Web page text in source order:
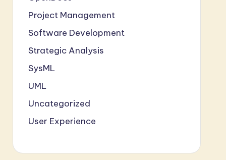
Project Management
Software Development
Strategic Analysis
SysML
UML
Uncategorized
User Experience